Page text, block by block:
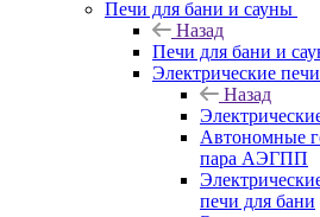
Печи для бани и сауны
Назад
Печи для бани и
Электрические
Назад
Автономные
пара АЭГПП
печи для бани